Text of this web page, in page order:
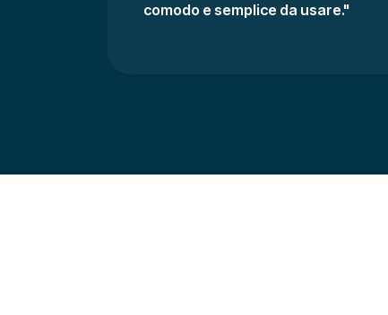
comodo e semplice da usare."